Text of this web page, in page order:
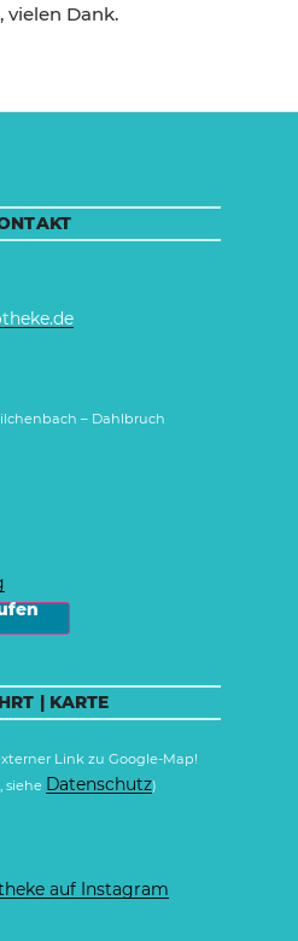
vielen Dank.
– Dahlbruch
Vertrag widerrufen
| KARTE
Link zu Google-Map!
siehe Datenschutz)
auf Instagram